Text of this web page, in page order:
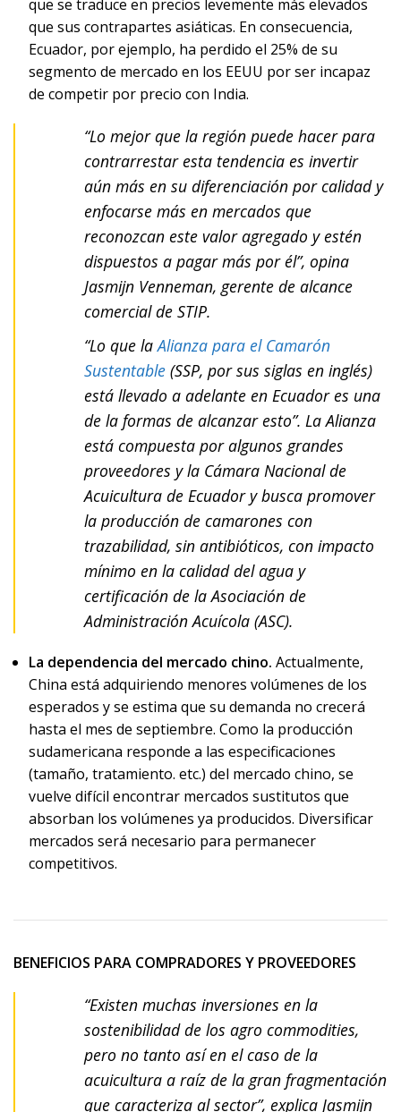
que se traduce en precios levemente más elevados
que sus contrapartes asiáticas. En consecuencia,
Ecuador, por ejemplo, ha perdido el 25% de su
segmento de mercado en los EEUU por ser incapaz
de competir por precio con India.
“Lo mejor que la región puede hacer para
contrarrestar esta tendencia es invertir
aún más en su diferenciación por calidad y
enfocarse más en mercados que
reconozcan este valor agregado y estén
dispuestos a pagar más por él”, opina
Jasmijn Venneman, gerente de alcance
comercial de STIP.
“Lo que laAlianza para el Camarón
Sustentable (SSP, por sus siglas en inglés)
está llevado a adelante en Ecuador es una
de la formas de alcanzar esto”. La Alianza
está compuesta por algunos grandes
proveedores y la Cámara Nacional de
Acuicultura de Ecuador y busca promover
la producción de camarones con
trazabilidad, sin antibióticos, con impacto
mínimo en la calidad del agua y
certificación de la Asociación de
Administración Acuícola (ASC).
La dependencia del mercado chino. Actualmente,
China está adquiriendo menores volúmenes de los
esperados y se estima que su demanda no crecerá
hasta el mes de septiembre. Como la producción
sudamericana responde a las especificaciones
(tamaño, tratamiento. etc.) del mercado chino, se
vuelve difícil encontrar mercados sustitutos que
absorban los volúmenes ya producidos. Diversificar
mercados será necesario para permanecer
competitivos.
BENEFICIOS PARA COMPRADORES Y PROVEEDORES
“Existen muchas inversiones en la
sostenibilidad de los agro commodities,
pero no tanto así en el caso de la
acuicultura a raíz de la gran fragmentación
que caracteriza al sector”, explica Jasmijn